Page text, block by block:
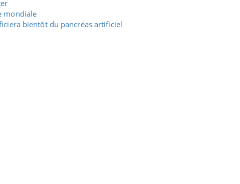
mondiale
bientôt du pancréas artificiel